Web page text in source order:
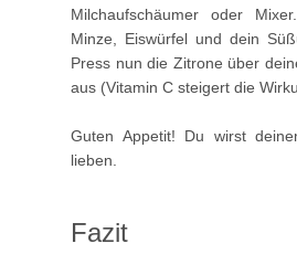
Milchaufschäumer oder
Minze, Eiswürfel und dein
Press nun die Zitrone über
aus (Vitamin C steigert die
Guten Appetit! Du wirst
lieben.
Fazit